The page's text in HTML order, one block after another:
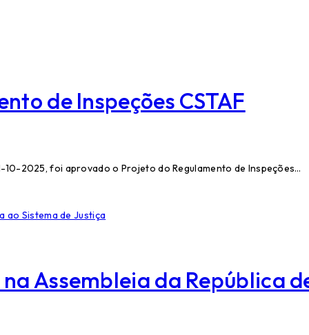
de Inspeções CSTAF
10-2025, foi aprovado o Projeto do Regulamento de Inspeções…
Assembleia da República